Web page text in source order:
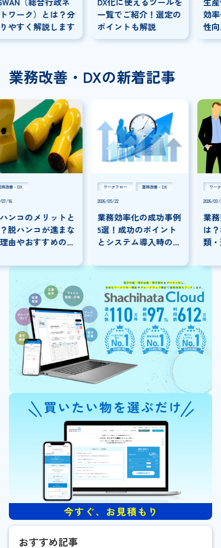
一覧でご紹介！選定の
ポイントも解説
効率化との違いや生産
性向上の方法を解説
業務改善・DXの新着記事
ワークフロー
業務効率化の成功事例
5選！成功のポイント
とシステム導入時の注
ワークフロー 業務改善・DX
業務効率化ツールと
は？導入メリットや種
類・選定ポイントを解
おすすめ記事